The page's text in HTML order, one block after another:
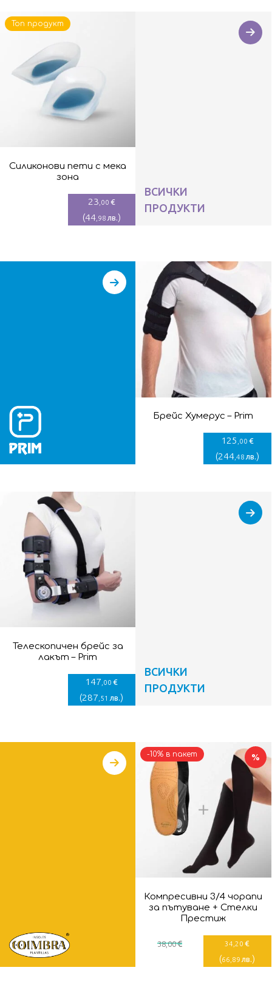
Силиконови пети с мека
зона
23 ,00 €
(44,98 лв.)
Топ продукт
ВСИЧКИ
ПРОДУКТИ
Брейс Хумерус – Prim
125 ,00 €
(244,48 лв.)
Телескопичен брейс за
лакът – Prim
147 ,00 €
(287 ,51 лв.)
ВСИЧКИ
ПРОДУКТИ
%
Компресивни 3/4 чорапи
за пътуване + Стелки
Престиж
38,00€ 34 ,20 €
(66 ,89 лв.)
-10% в пакет